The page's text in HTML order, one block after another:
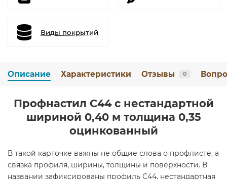
Виды покрытий
Описание Характеристики Отзывы 0
Профнастил С44 с нестандартной
шириной 0,40 м толщина 0,35
оцинкованный
В такой карточке важны не общие слова о профлисте, а
связка профиля, ширины, толщины и поверхности. В
названии зафиксированы профиль С44, нестандартная